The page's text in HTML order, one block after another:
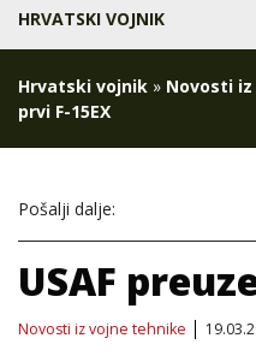
HRVATSKI VOJNIK
Hrvatski vojnik » Novosti
prvi F-15EX
Pošalji dalje:
USAF
Novosti iz vojne tehnike